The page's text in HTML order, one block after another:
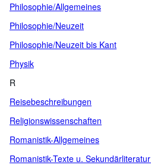
Philosophie/Allgemeines
Philosophie/Neuzeit
Philosophie/Neuzeit bis Kant
Physik
R
Reisebeschreibungen
Religionswissenschaften
Romanistik-Allgemeines
Romanistik-Texte u. Sekundärliteratur